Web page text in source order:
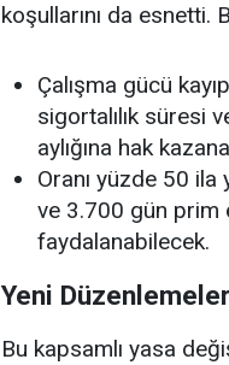
koşullarını da esnetti.
Çalışma gücü
sigortalılık süresi
aylığına hak
Oranı yüzde 50 ila
ve 3.700 gün prim
faydalanabilecek.
Yeni
Bu kapsamlı yasa